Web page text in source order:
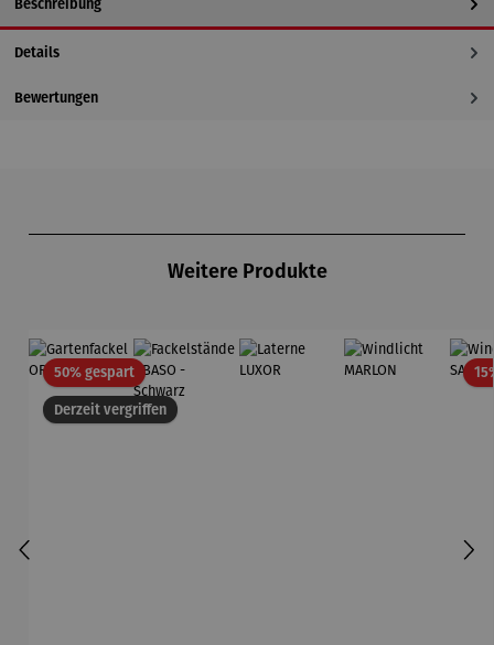
Beschreibung
Details
Bewertungen
Weitere Produkte
Derzeit vergriffen
50% gespartRabatt